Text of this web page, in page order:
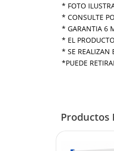
* FOTO
* CONSULTE
* GARANTIA 6
* EL
* SE REALIZAN
*PUEDE
Productos